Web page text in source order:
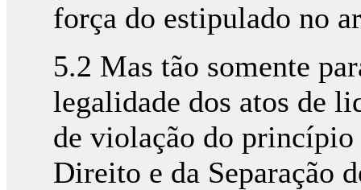
força do estipulado no
5.2 Mas tão somente
legalidade dos atos de
de violação do
Direito e da Separação